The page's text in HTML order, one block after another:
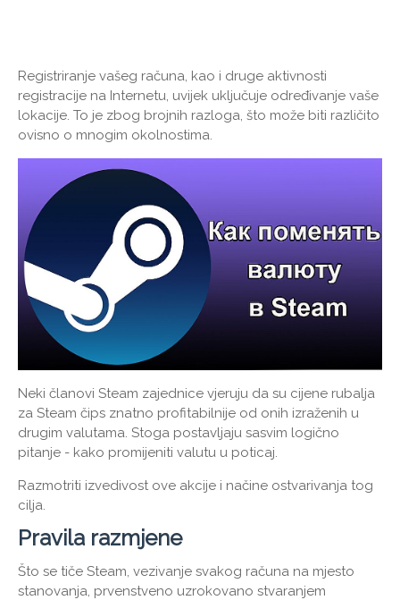
Registriranje vašeg računa, kao i druge aktivnosti
registracije na Internetu, uvijek uključuje određivanje vaše
lokacije. To je zbog brojnih razloga, što može biti različito
ovisno o mnogim okolnostima.
Neki članovi Steam zajednice vjeruju da su cijene rubalja
za Steam čips znatno profitabilnije od onih izraženih u
drugim valutama. Stoga postavljaju sasvim logično
pitanje - kako promijeniti valutu u poticaj.
Razmotriti izvedivost ove akcije i načine ostvarivanja tog
cilja.
Pravila razmjene
Što se tiče Steam, vezivanje svakog računa na mjesto
stanovanja, prvenstveno uzrokovano stvaranjem